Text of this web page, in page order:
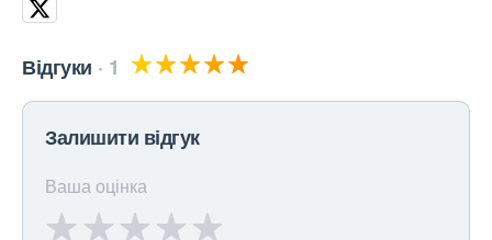
Відгуки 1
Залишити відгук
Ваша оцінка